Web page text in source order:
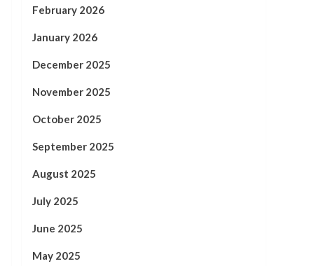
February 2026
January 2026
December 2025
November 2025
October 2025
September 2025
August 2025
July 2025
June 2025
May 2025